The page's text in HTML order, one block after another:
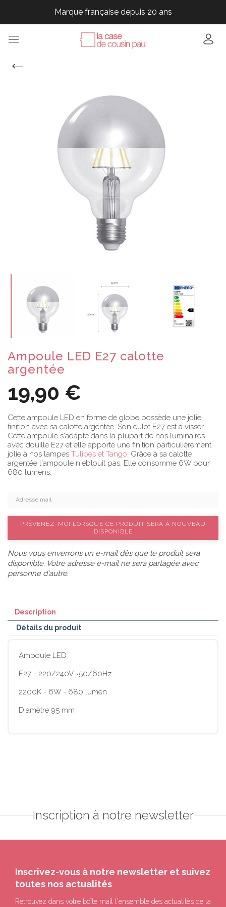
Marque française depuis 20 ans
Marque française depuis 20 ans
Marque française depuis 20 ans
Ampoule LED E27 calotte
argentée
19,90 €
Cette ampoule LED en forme de globe possède une jolie
finition avec sa calotte argentée. Son culot E27 est à visser.
Cette ampoule s'adapte dans la plupart de nos luminaires
avec douille E27 et elle apporte une finition particulièrement
jolie à nos lampes Tulipes et Tango. Grâce à sa calotte
argentée l'ampoule n'éblouit pas. Elle consomme 6W pour
680 lumens.
PRÉVENEZ-MOI LORSQUE CE PRODUIT SERA À NOUVEAU
DISPONIBLE
Nous vous enverrons un e-mail dès que le produit sera
disponible. Votre adresse e-mail ne sera partagée avec
personne d'autre.
Description
Détails du produit
Ampoule LED
E27 - 220/240V ~50/60Hz
2200K - 6W - 680 lumen
Diamètre 95 mm
Inscription à notre newsletter
Inscrivez-vous à notre newsletter et suivez
toutes nos actualités
Retrouvez dans votre boîte mail l'ensemble des actualités de la